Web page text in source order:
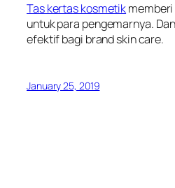
Tas kertas kosmetik
untuk para pengemarnya.
efektif bagi brand skin care.
January 25, 2019